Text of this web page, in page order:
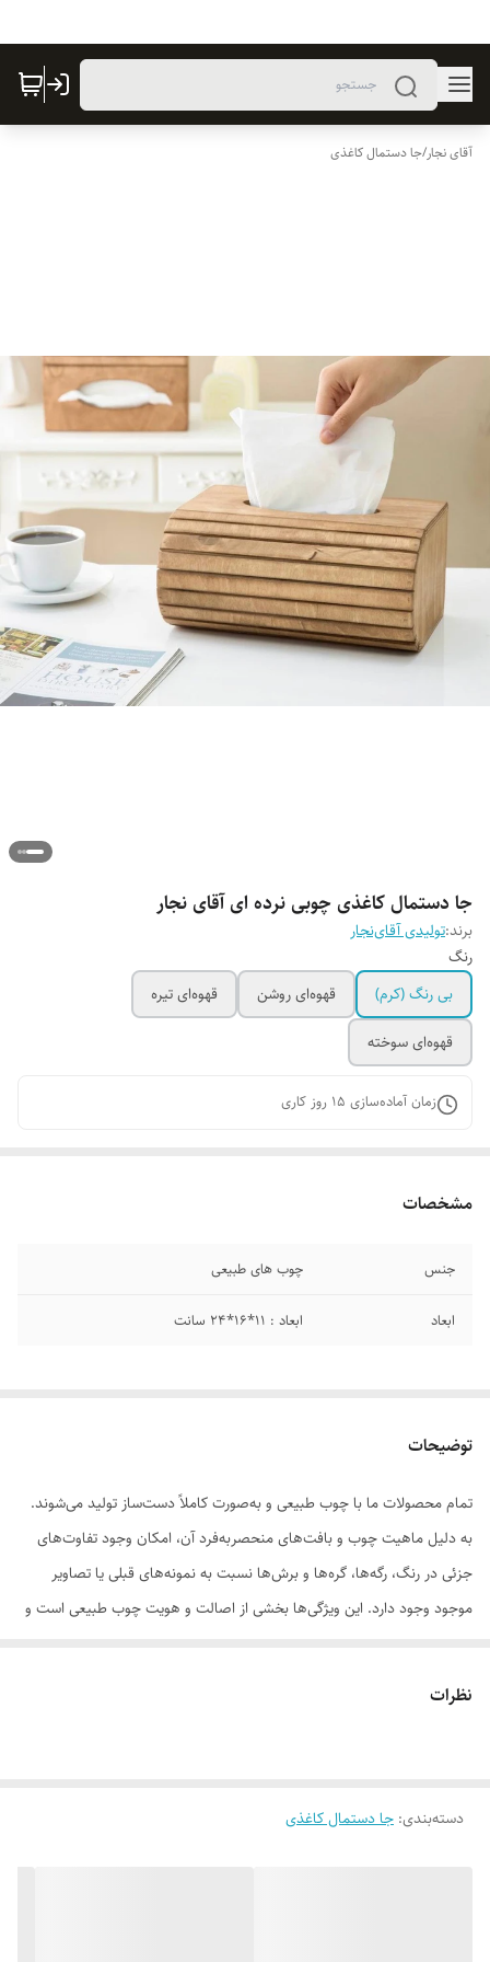
آقای نجار/جا دستمال کاغذی
جا دستمال کاغذی چوبی نرده ای آقای نجار
برند:تولیدی آقای‌نجار
رنگ
بی رنگ (کرم)
قهوه‌ای روشن
قهوه‌ای تیره
قهوه‌ای سوخته
زمان آماده‌سازی 15 روز کاری
مشخصات
جنس چوب های طبیعی
ابعاد ابعاد : 11*16*24 سانت
توضیحات
تمام محصولات ما با چوب طبیعی و به‌صورت کاملاً دست‌ساز تولید می‌شوند.
به دلیل ماهیت چوب و بافت‌های منحصر‌به‌فرد آن، امکان وجود تفاوت‌های
جزئی در رنگ، رگه‌ها، گره‌ها و برش‌ها نسبت به نمونه‌های قبلی یا تصاویر
موجود وجود دارد. این ویژگی‌ها بخشی از اصالت و هویت چوب طبیعی است و
سفارش به‌منزله‌ی پذیرش این موارد و آگاهی از ویژگی‌های طبیعی چوب هست
نظرات
دسته‌بندی: جا دستمال کاغذی